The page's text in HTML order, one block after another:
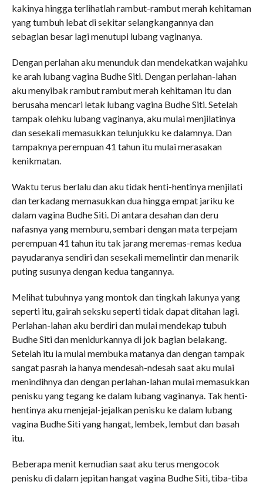
kakinya hingga terlihatlah rambut-rambut merah kehitaman
yang tumbuh lebat di sekitar selangkangannya dan
sebagian besar lagi menutupi lubang vaginanya.
Dengan perlahan aku menunduk dan mendekatkan wajahku
ke arah lubang vagina Budhe Siti. Dengan perlahan-lahan
aku menyibak rambut rambut merah kehitaman itu dan
berusaha mencari letak lubang vagina Budhe Siti. Setelah
tampak olehku lubang vaginanya, aku mulai menjilatinya
dan sesekali memasukkan telunjukku ke dalamnya. Dan
tampaknya perempuan 41 tahun itu mulai merasakan
kenikmatan.
Waktu terus berlalu dan aku tidak henti-hentinya menjilati
dan terkadang memasukkan dua hingga empat jariku ke
dalam vagina Budhe Siti. Di antara desahan dan deru
nafasnya yang memburu, sembari dengan mata terpejam
perempuan 41 tahun itu tak jarang meremas-remas kedua
payudaranya sendiri dan sesekali memelintir dan menarik
puting susunya dengan kedua tangannya.
Melihat tubuhnya yang montok dan tingkah lakunya yang
seperti itu, gairah seksku seperti tidak dapat ditahan lagi.
Perlahan-lahan aku berdiri dan mulai mendekap tubuh
Budhe Siti dan menidurkannya di jok bagian belakang.
Setelah itu ia mulai membuka matanya dan dengan tampak
sangat pasrah ia hanya mendesah-ndesah saat aku mulai
menindihnya dan dengan perlahan-lahan mulai memasukkan
penisku yang tegang ke dalam lubang vaginanya. Tak henti-
hentinya aku menjejal-jejalkan penisku ke dalam lubang
vagina Budhe Siti yang hangat, lembek, lembut dan basah
itu.
Beberapa menit kemudian saat aku terus mengocok
penisku di dalam jepitan hangat vagina Budhe Siti, tiba-tiba